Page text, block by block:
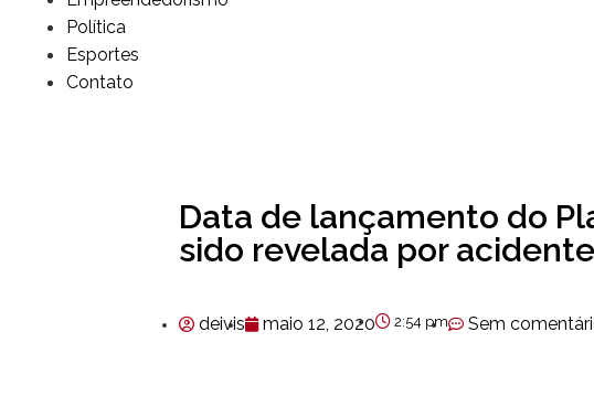
Política
Esportes
Contato
Data de lançamento do
sido revelada por acidente
deivis maio 12, 2020 2:54 pm Sem